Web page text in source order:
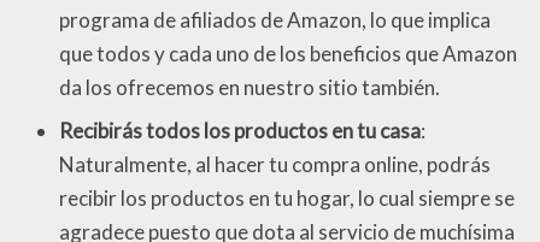
programa de afiliados de Amazon, lo que implica
que todos y cada uno de los beneficios que Amazon
da los ofrecemos en nuestro sitio también.
Recibirás todos los productos en tu casa:
Naturalmente, al hacer tu compra online, podrás
recibir los productos en tu hogar, lo cual siempre se
agradece puesto que dota al servicio de muchísima